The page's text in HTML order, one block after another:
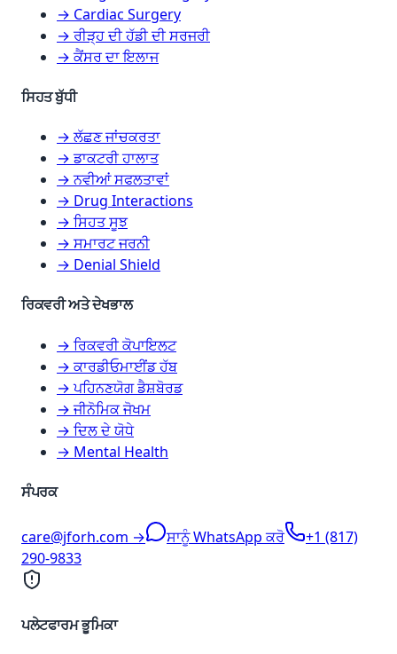
→ Cardiac Surgery
→ ਰੀੜ੍ਹ ਦੀ ਹੱਡੀ ਦੀ ਸਰਜਰੀ
→ ਕੈਂਸਰ ਦਾ ਇਲਾਜ
ਸਿਹਤ ਬੁੱਧੀ
→ ਲੱਛਣ ਜਾਂਚਕਰਤਾ
→ ਡਾਕਟਰੀ ਹਾਲਾਤ
→ ਨਵੀਆਂ ਸਫਲਤਾਵਾਂ
→ Drug Interactions
→ ਸਿਹਤ ਸੂਝ
→ ਸਮਾਰਟ ਜਰਨੀ
→ Denial Shield
ਰਿਕਵਰੀ ਅਤੇ ਦੇਖਭਾਲ
→ ਰਿਕਵਰੀ ਕੋਪਾਇਲਟ
→ ਕਾਰਡੀਓਮਾਈਂਡ ਹੱਬ
→ ਪਹਿਨਣਯੋਗ ਡੈਸ਼ਬੋਰਡ
→ ਜੀਨੋਮਿਕ ਜੋਖਮ
→ ਦਿਲ ਦੇ ਯੋਧੇ
→ Mental Health
ਸੰਪਰਕ
care@jforh.com → ਸਾਨੂੰ WhatsApp ਕਰੋ
+1 (817)
290-9833
ਪਲੇਟਫਾਰਮ ਭੂਮਿਕਾ